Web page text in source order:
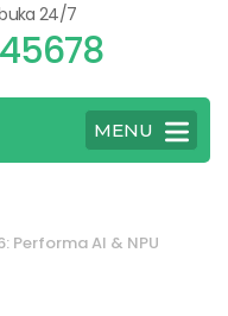
24/7
MENU
Performa AI & NPU